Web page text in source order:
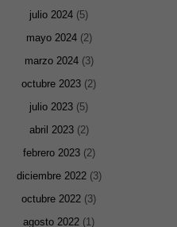
julio 2024 (5)
mayo 2024(2)
marzo 2024(3)
octubre 2023 (2)
julio 2023 (5)
abril 2023(2)
febrero 2023(2)
diciembre 2022(3)
octubre 2022 (3)
agosto 2022 (1)